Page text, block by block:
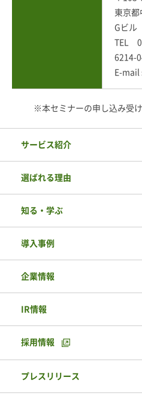
東京
Gビル
TEL
6214-
E-mail
※本セミナーの申し込み受
サービス紹介
選ばれる理由
知る・学ぶ
導入事例
企業情報
IR情報
採用情報
プレスリリース